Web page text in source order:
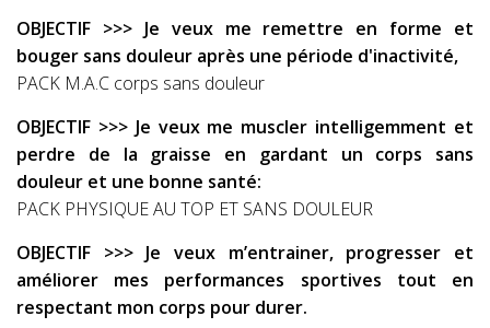
OBJECTIF >>> Je veux me remettre en forme et
bouger sans douleur après une période d'inactivité,
PACK M.A.C corps sans douleur
OBJECTIF >>> Je veux me muscler intelligemment et
perdre de la graisse en gardant un corps sans
douleur et une bonne santé:
PACK PHYSIQUE AU TOP ET SANS DOULEUR
OBJECTIF >>> Je veux m’entrainer, progresser et
améliorer mes performances sportives tout en
respectant mon corps pour durer.